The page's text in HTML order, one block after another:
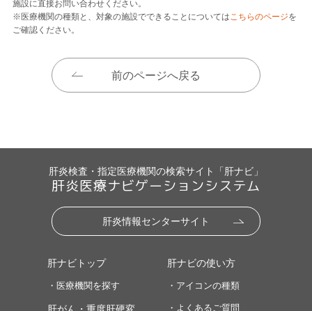
施設に直接お問い合わせください。
※医療機関の種類と、対象の施設でできることについてはこちらのページを
ご確認ください。
前のページへ戻る
肝炎検査・指定医療機関の検索サイト「肝ナビ」
肝炎医療ナビゲーションシステム
肝炎情報センターサイト
肝ナビトップ
・医療機関を探す
肝ナビの使い方
・アイコンの種類
・よくあるご質問